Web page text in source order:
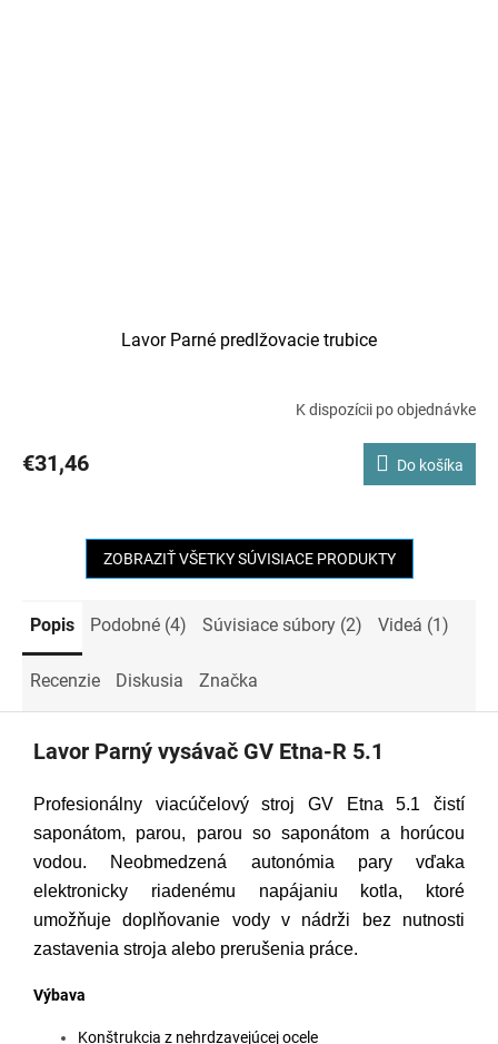
Lavor Parné predlžovacie trubice
K dispozícii po objednávke
€31,46 Do košíka
ZOBRAZIŤ VŠETKY SÚVISIACE PRODUKTY
Popis Podobné (4) Súvisiace súbory (2) Videá (1)
Recenzie Diskusia Značka
Lavor Parný vysávač GV Etna-R 5.1
Profesionálny viacúčelový stroj GV Etna 5.1 čistí
saponátom, parou, parou so saponátom a horúcou
vodou. Neobmedzená autonómia pary vďaka
elektronicky riadenému napájaniu kotla, ktoré
umožňuje doplňovanie vody v nádrži bez nutnosti
zastavenia stroja alebo prerušenia práce.
Výbava
Konštrukcia z nehrdzavejúcej ocele